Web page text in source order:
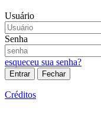
Usuário
Senha
esqueceu sua senha?
Entrar Fechar
Créditos